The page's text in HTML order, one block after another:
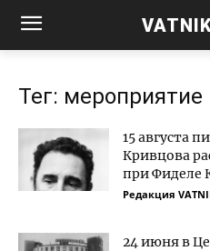
Тег: мероприятие
15 августа
Кривцова
при Фиделе
Редакция
24 июня в